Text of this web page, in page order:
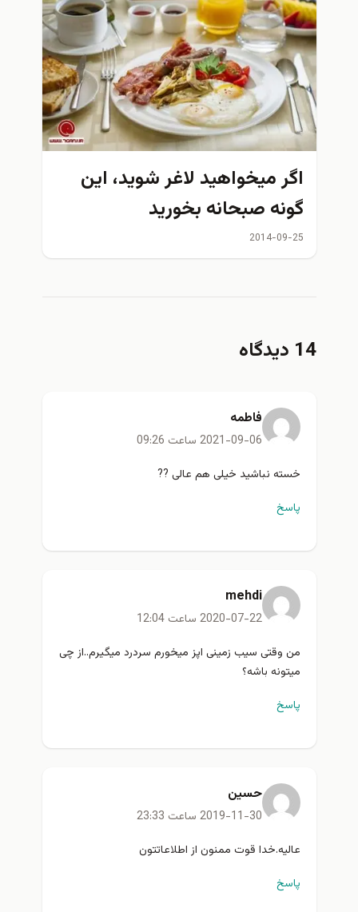
اگر ميخواهيد لاغر شويد، اين
گونه صبحانه بخوريد
2014-09-25
14 دیدگاه
فاطمه
2021-09-06 ساعت 09:26
خسته نباشید خیلی هم عالی ??
پاسخ
mehdi
2020-07-22 ساعت 12:04
من وقتی سیب زمینی اپز میخورم سردرد میگیرم..از چی
میتونه باشه؟
پاسخ
حسین
2019-11-30 ساعت 23:33
عالیه.خدا قوت ممنون از اطلاعاتتون
پاسخ